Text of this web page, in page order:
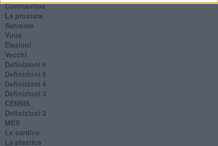
Coronavirus
La prostata
Sanremo
Virus
Elezioni
Vecchi
Definizioni 6
Definizioni 5
Definizioni 4
Definizioni 3
CENSIS
​Definizioni 2
MES
Le sardine
La plastica